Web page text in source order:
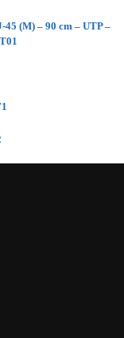
(M) – 90 cm – UTP –